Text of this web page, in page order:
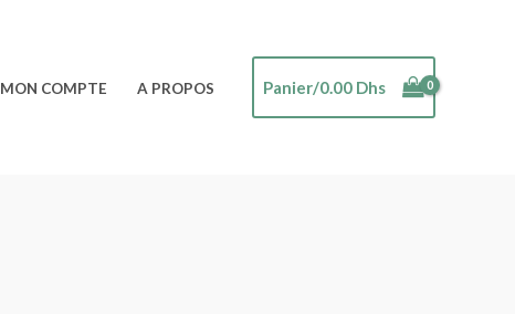
MON COMPTE A PROPOS Panier/0.00 Dhs